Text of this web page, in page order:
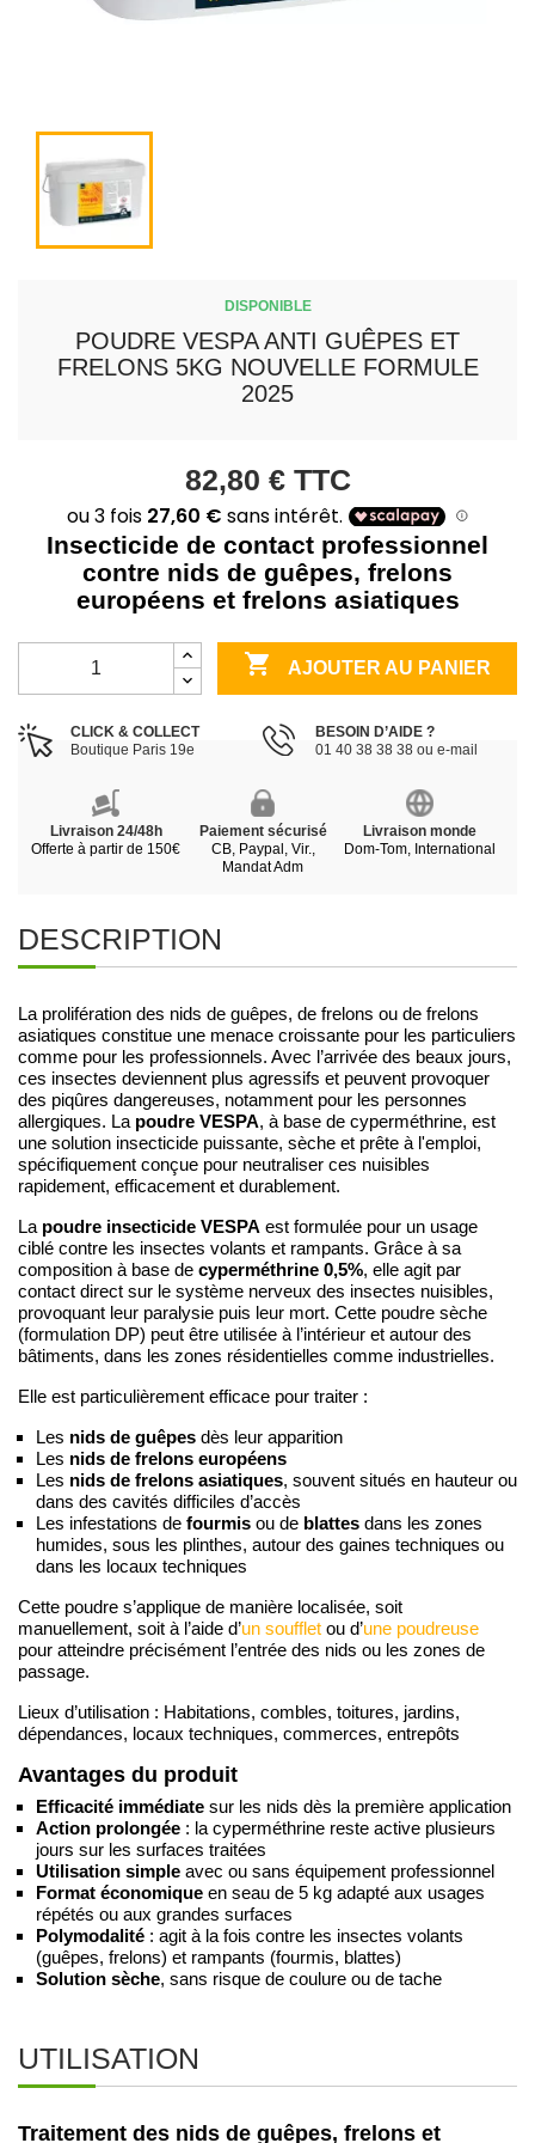
DISPONIBLE
POUDRE VESPA ANTI GUÊPES ET
FRELONS 5KG NOUVELLE FORMULE
2025
82,80 € TTC
Insecticide de contact professionnel
contre nids de guêpes, frelons
européens et frelons asiatiques
 AJOUTER AU PANIER
CLICK & COLLECT
Boutique Paris 19e
BESOIN D’AIDE ?
01 40 38 38 38 ou e-mail
Livraison 24/48h
Offerte à partir de 150€
Paiement sécurisé
CB, Paypal, Vir.,
Mandat Adm
Livraison monde
Dom-Tom, International
DESCRIPTION
La prolifération des nids de guêpes, de frelons ou de frelons
asiatiques constitue une menace croissante pour les particuliers
comme pour les professionnels. Avec l’arrivée des beaux jours,
ces insectes deviennent plus agressifs et peuvent provoquer
des piqûres dangereuses, notamment pour les personnes
allergiques. La poudre VESPA, à base de cyperméthrine, est
une solution insecticide puissante, sèche et prête à l'emploi,
spécifiquement conçue pour neutraliser ces nuisibles
rapidement, efficacement et durablement.
La poudre insecticide VESPA est formulée pour un usage
ciblé contre les insectes volants et rampants. Grâce à sa
composition à base de cyperméthrine 0,5%, elle agit par
contact direct sur le système nerveux des insectes nuisibles,
provoquant leur paralysie puis leur mort. Cette poudre sèche
(formulation DP) peut être utilisée à l’intérieur et autour des
bâtiments, dans les zones résidentielles comme industrielles.
Elle est particulièrement efficace pour traiter :
Les nids de guêpes dès leur apparition
Les nids de frelons européens
Les nids de frelons asiatiques, souvent situés en hauteur ou
dans des cavités difficiles d’accès
Les infestations de fourmis ou de blattes dans les zones
humides, sous les plinthes, autour des gaines techniques ou
dans les locaux techniques
Cette poudre s’applique de manière localisée, soit
manuellement, soit à l’aide d’un soufflet ou d’une poudreuse
pour atteindre précisément l’entrée des nids ou les zones de
passage.
Lieux d’utilisation : Habitations, combles, toitures, jardins,
dépendances, locaux techniques, commerces, entrepôts
Avantages du produit
Efficacité immédiate sur les nids dès la première application
Action prolongée : la cyperméthrine reste active plusieurs
jours sur les surfaces traitées
Utilisation simple avec ou sans équipement professionnel
Format économique en seau de 5 kg adapté aux usages
répétés ou aux grandes surfaces
Polymodalité : agit à la fois contre les insectes volants
(guêpes, frelons) et rampants (fourmis, blattes)
Solution sèche, sans risque de coulure ou de tache
UTILISATION
Traitement des nids de guêpes, frelons et